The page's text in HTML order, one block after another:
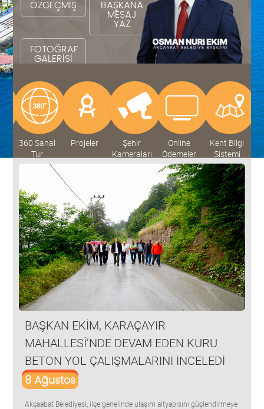
ÖZGEÇMİŞ
BAŞKANA
MESAJ
YAZ
FOTOĞRAF
GALERİSİ
360 Sanal
Tur
Projeler
Şehir
Kameraları
Online
Ödemeler
Kent Bilgi
Sistemi
BAŞKAN EKİM, KARAÇAYIR
MAHALLESİ’NDE DEVAM EDEN KURU
BETON YOL ÇALIŞMALARINI İNCELEDİ
8 Ağustos
Akçaabat Belediyesi, ilçe genelinde ulaşım altyapısını güçlendirmeye